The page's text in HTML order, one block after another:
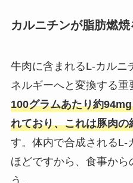
カルニチンが脂肪燃焼
牛肉に含まれるL-カルニ
ネルギーへと変換する重
100グラムあたり約
れており、これは豚肉の
す。体内で合成されるL-
ほどですから、食事から